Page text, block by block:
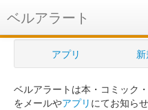
ベルアラート
ベルアラートとは
ヘルプ
新規登録
アプリ
ベルアラートは本・コミック
をメールやアプリ にてお知ら